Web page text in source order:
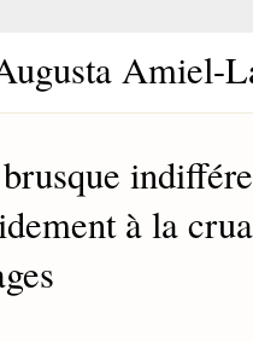
Amiel-
à la